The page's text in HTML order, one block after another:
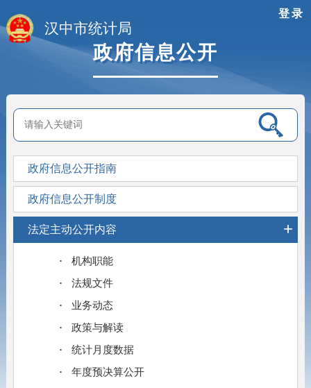
登录
汉中市统计局
政府信息公开
政府信息公开指南
政府信息公开制度
法定主动公开内容 +
机构职能
法规文件
业务动态
政策与解读
统计月度数据
年度预决算公开